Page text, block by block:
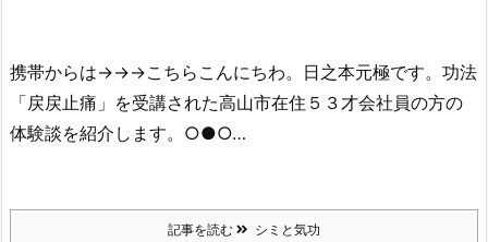
携帯からは→→→こちらこんにちわ。日之本元極です。功法
「戻戻止痛」を受講された高山市在住５３才会社員の方の
体験談を紹介します。○●○…
記事を読む シミと気功